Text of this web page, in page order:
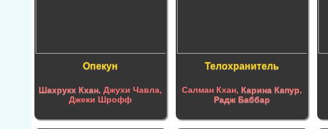
Опекун
Шахрукх Кхан, Джухи Чавла,
Джеки Шрофф
Телохранитель
Салман Кхан, Карина Капур,
Радж Баббар